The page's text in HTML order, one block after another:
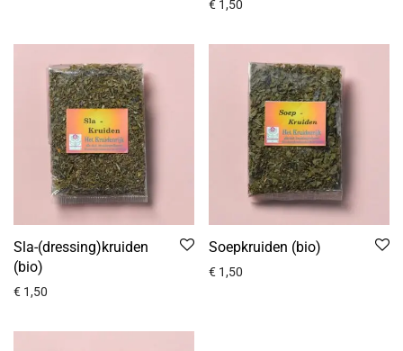
€ 1,50
Sla-(dressing)kruiden
(bio)
€ 1,50
Soepkruiden (bio)
€ 1,50